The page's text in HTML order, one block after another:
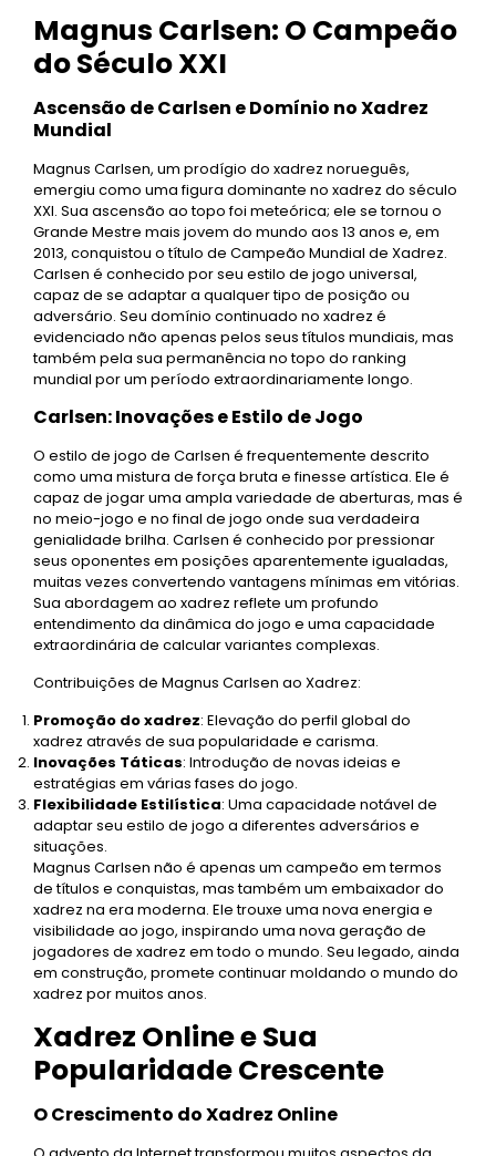
Magnus Carlsen: O Campeão
do Século XXI
Ascensão de Carlsen e Domínio no Xadrez
Mundial
Magnus Carlsen, um prodígio do xadrez norueguês,
emergiu como uma figura dominante no xadrez do século
XXI. Sua ascensão ao topo foi meteórica; ele se tornou o
Grande Mestre mais jovem do mundo aos 13 anos e, em
2013, conquistou o título de Campeão Mundial de Xadrez.
Carlsen é conhecido por seu estilo de jogo universal,
capaz de se adaptar a qualquer tipo de posição ou
adversário. Seu domínio continuado no xadrez é
evidenciado não apenas pelos seus títulos mundiais, mas
também pela sua permanência no topo do ranking
mundial por um período extraordinariamente longo.
Carlsen: Inovações e Estilo de Jogo
O estilo de jogo de Carlsen é frequentemente descrito
como uma mistura de força bruta e finesse artística. Ele é
capaz de jogar uma ampla variedade de aberturas, mas é
no meio-jogo e no final de jogo onde sua verdadeira
genialidade brilha. Carlsen é conhecido por pressionar
seus oponentes em posições aparentemente igualadas,
muitas vezes convertendo vantagens mínimas em vitórias.
Sua abordagem ao xadrez reflete um profundo
entendimento da dinâmica do jogo e uma capacidade
extraordinária de calcular variantes complexas.
Contribuições de Magnus Carlsen ao Xadrez:
Promoção do xadrez: Elevação do perfil global do
xadrez através de sua popularidade e carisma.
Inovações Táticas: Introdução de novas ideias e
estratégias em várias fases do jogo.
Flexibilidade Estilística: Uma capacidade notável de
adaptar seu estilo de jogo a diferentes adversários e
situações.
Magnus Carlsen não é apenas um campeão em termos
de títulos e conquistas, mas também um embaixador do
xadrez na era moderna. Ele trouxe uma nova energia e
visibilidade ao jogo, inspirando uma nova geração de
jogadores de xadrez em todo o mundo. Seu legado, ainda
em construção, promete continuar moldando o mundo do
xadrez por muitos anos.
Xadrez Online e Sua
Popularidade Crescente
O Crescimento do Xadrez Online